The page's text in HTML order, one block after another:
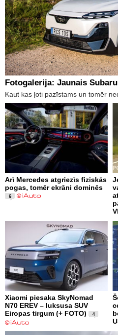
Fotogalerija: Jaunais
Kaut kas ļoti pazīstams un tomēr
Arī Mercedes atgriezīs fiziskās
pogas, tomēr ekrāni dominēs
6
Xiaomi piesaka SkyNomad
N70 EREV – luksusa SUV
Eiropas tirgum (+ FOTO)
4